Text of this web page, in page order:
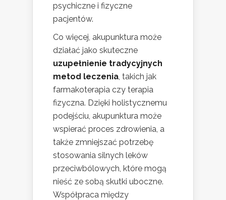
psychiczne i fizyczne
pacjentów.
Co więcej, akupunktura może
działać jako skuteczne
uzupełnienie tradycyjnych
metod leczenia , takich jak
farmakoterapia czy terapia
fizyczna. Dzięki holistycznemu
podejściu, akupunktura może
wspierać proces zdrowienia, a
także zmniejszać potrzebę
stosowania silnych leków
przeciwbólowych, które mogą
nieść ze sobą skutki uboczne.
Współpraca między